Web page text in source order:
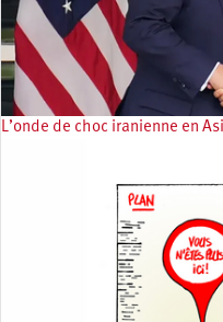
L’onde de choc iranienne en